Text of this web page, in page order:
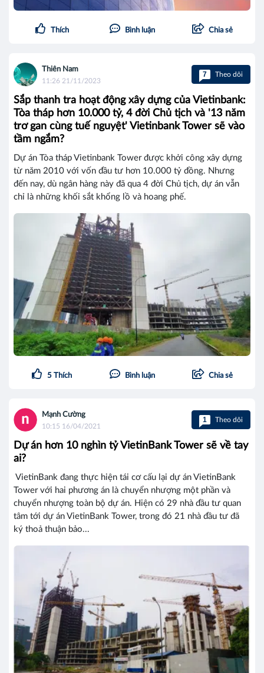
Thích Bình luận Chia sẻ
Thiên Nam
11:26 21/11/2023
7 Theo dõi
Sắp thanh tra hoạt động xây dựng của Vietinbank:
Tòa tháp hơn 10.000 tỷ, 4 đời Chủ tịch và '13 năm
trơ gan cùng tuế nguyệt' Vietinbank Tower sẽ vào
tầm ngắm?
Dự án Tòa tháp Vietinbank Tower được khởi công xây dựng
từ năm 2010 với vốn đầu tư hơn 10.000 tỷ đồng. Nhưng
đến nay, dù ngân hàng này đã qua 4 đời Chủ tịch, dự án vẫn
chỉ là những khối sắt khổng lồ và hoang phế.
5 Thích Bình luận Chia sẻ
Mạnh Cường
10:15 16/04/2021
1 Theo dõi
Dự án hơn 10 nghìn tỷ VietinBank Tower sẽ về tay
ai?
VietinBank đang thực hiện tái cơ cấu lại dự án VietinBank
Tower với hai phương án là chuyển nhượng một phần và
chuyển nhượng toàn bộ dự án. Hiện có 29 nhà đầu tư quan
tâm tới dự án VietinBank Tower, trong đó 21 nhà đầu tư đã
ký thoả thuận bảo...